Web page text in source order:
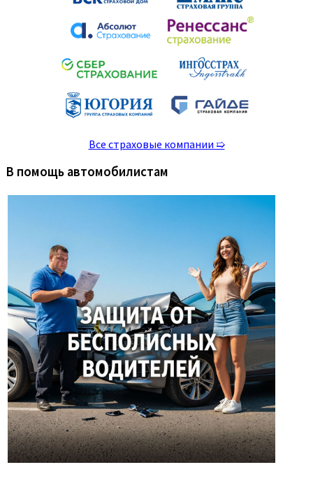
Все страховые компании ➯
В помощь автомобилистам